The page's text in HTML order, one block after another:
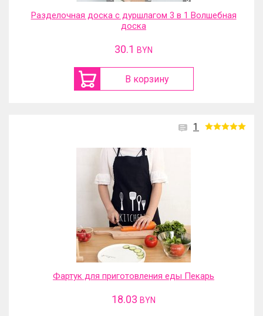
Разделочная доска с дуршлагом 3 в 1 Волшебная
доска
30.1 BYN
В корзину
1
Фартук для приготовления еды Пекарь
18.03 BYN